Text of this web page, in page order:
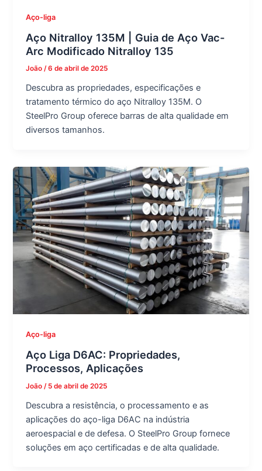
Aço-liga
Aço Nitralloy 135M | Guia de Aço Vac-
Arc Modificado Nitralloy 135
João/6 de abril de 2025
Descubra as propriedades, especificações e
tratamento térmico do aço Nitralloy 135M. O
SteelPro Group oferece barras de alta qualidade em
diversos tamanhos.
Aço-liga
Aço Liga D6AC: Propriedades,
Processos, Aplicações
João / 5 de abril de 2025
Descubra a resistência, o processamento e as
aplicações do aço-liga D6AC na indústria
aeroespacial e de defesa. O SteelPro Group fornece
soluções em aço certificadas e de alta qualidade.